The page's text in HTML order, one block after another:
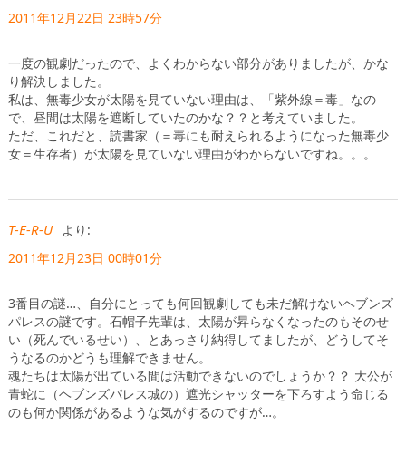
2011年12月22日 23時57分
一度の観劇だったので、よくわからない部分がありましたが、かな
り解決しました。
私は、無毒少女が太陽を見ていない理由は、「紫外線＝毒」なの
で、昼間は太陽を遮断していたのかな？？と考えていました。
ただ、これだと、読書家（＝毒にも耐えられるようになった無毒少
女＝生存者）が太陽を見ていない理由がわからないですね。。。
T-E-R-U より:
2011年12月23日 00時01分
3番目の謎…、自分にとっても何回観劇しても未だ解けないヘブンズ
パレスの謎です。石帽子先輩は、太陽が昇らなくなったのもそのせ
い（死んでいるせい）、とあっさり納得してましたが、どうしてそ
うなるのかどうも理解できません。
魂たちは太陽が出ている間は活動できないのでしょうか？？ 大公が
青蛇に（ヘブンズパレス城の）遮光シャッターを下ろすよう命じる
のも何か関係があるような気がするのですが…。